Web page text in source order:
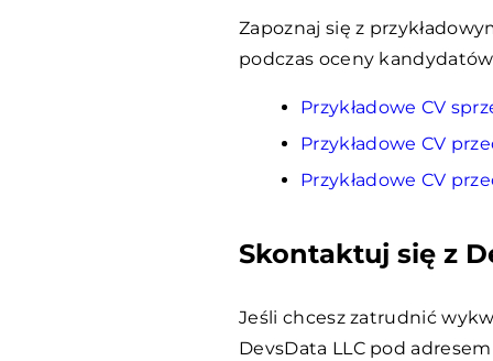
Zapoznaj się z
podczas oceny
Przykładowe CV
Przykładowe CV
Przykładowe CV
Skontaktuj się z
Jeśli chcesz zatrudnić
DevsData LLC pod